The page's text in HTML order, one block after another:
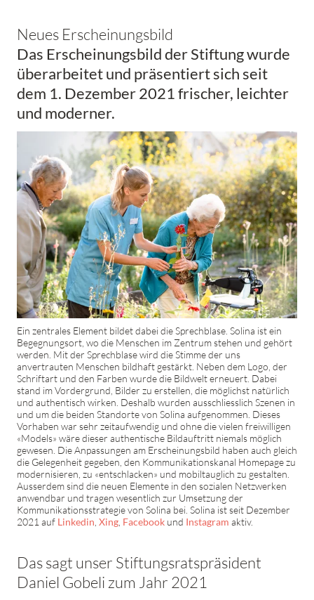
Neues Erscheinungsbild
Das Erscheinungsbild der Stiftung wurde
überarbeitet und präsentiert sich seit
dem 1. Dezember 2021 frischer, leichter
und moderner.
Ein zentrales Element bildet dabei die Sprechblase. Solina ist ein
Begegnungsort, wo die Menschen im Zentrum stehen und gehört
werden. Mit der Sprechblase wird die Stimme der uns
anvertrauten Menschen bildhaft gestärkt. Neben dem Logo, der
Schriftart und den Farben wurde die Bildwelt erneuert. Dabei
stand im Vordergrund, Bilder zu erstellen, die möglichst natürlich
und authentisch wirken. Deshalb wurden ausschliesslich Szenen in
und um die beiden Standorte von Solina aufgenommen. Dieses
Vorhaben war sehr zeitaufwendig und ohne die vielen freiwilligen
«Models» wäre dieser authentische Bildauftritt niemals möglich
gewesen. Die Anpassungen am Erscheinungsbild haben auch gleich
die Gelegenheit gegeben, den Kommunikationskanal Homepage zu
modernisieren, zu «entschlacken» und mobiltauglich zu gestalten.
Ausserdem sind die neuen Elemente in den sozialen Netzwerken
anwendbar und tragen wesentlich zur Umsetzung der
Kommunikationsstrategie von Solina bei. Solina ist seit Dezember
2021 auf Linkedin Xing Facebook und Instagram aktiv.
Das sagt unser Stiftungsratspräsident
Daniel Gobeli zum Jahr 2021